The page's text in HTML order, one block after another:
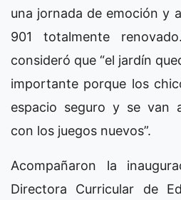
una jornada de emoción y
901 totalmente
consideró que “el jardín
importante porque los
espacio seguro y se van
con los juegos nuevos”.
Acompañaron la
Directora Curricular de